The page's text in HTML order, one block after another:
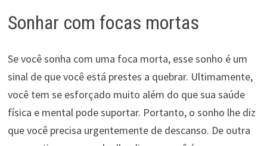
Sonhar com focas mortas
Se você sonha com uma foca morta, esse sonho é um
sinal de que você está prestes a quebrar. Ultimamente,
você tem se esforçado muito além do que sua saúde
física e mental pode suportar. Portanto, o sonho lhe diz
que você precisa urgentemente de descanso. De outra